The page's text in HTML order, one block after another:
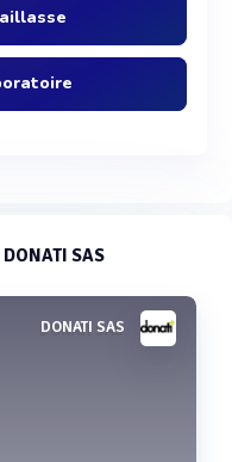
SAS
DONATI SAS